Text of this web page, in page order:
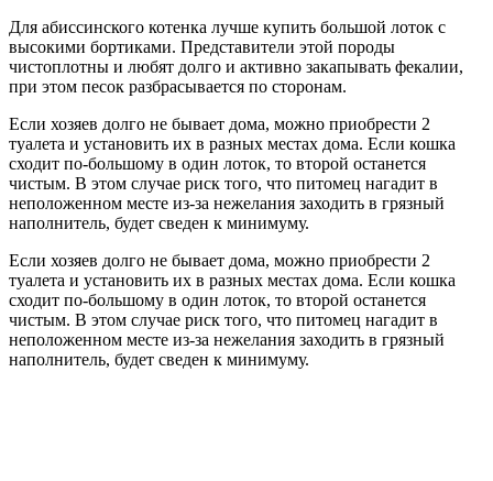
Для абиссинского котенка лучше купить большой лоток с
высокими бортиками. Представители этой породы
чистоплотны и любят долго и активно закапывать фекалии,
при этом песок разбрасывается по сторонам.
Если хозяев долго не бывает дома, можно приобрести 2
туалета и установить их в разных местах дома. Если кошка
сходит по-большому в один лоток, то второй останется
чистым. В этом случае риск того, что питомец нагадит в
неположенном месте из-за нежелания заходить в грязный
наполнитель, будет сведен к минимуму.
Если хозяев долго не бывает дома, можно приобрести 2
туалета и установить их в разных местах дома. Если кошка
сходит по-большому в один лоток, то второй останется
чистым. В этом случае риск того, что питомец нагадит в
неположенном месте из-за нежелания заходить в грязный
наполнитель, будет сведен к минимуму.